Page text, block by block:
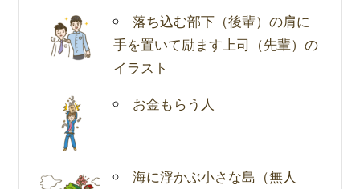
落ち込む部下（後輩）の肩に
手を置いて励ます上司（先輩）の
イラスト
お金もらう人
海に浮かぶ小さな島（無人